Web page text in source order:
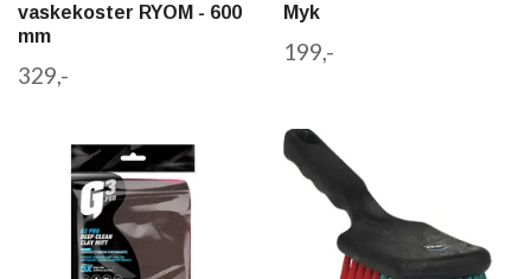
vaskekoster RYOM - 600
mm
329,-
Myk
199,-